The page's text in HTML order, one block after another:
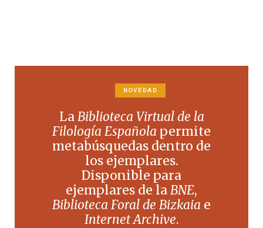
NOVEDAD
LaBiblioteca Virtual de la
Filología Española permite
metabúsquedas dentro de
los ejemplares.
Disponible para
ejemplares de laBNE,
Biblioteca Foral de Bizkaia e
Internet Archive.